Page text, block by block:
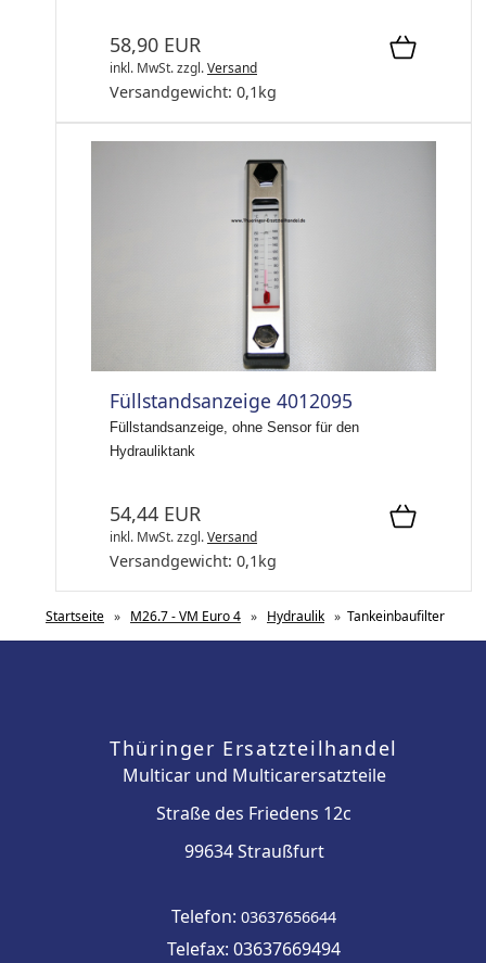
58,90 EUR
inkl. MwSt.zzgl.Versand
Versandgewicht: 0,1 kg
Füllstandsanzeige 4012095
Füllstandsanzeige, ohne Sensor für den
Hydrauliktank
54,44 EUR
inkl. MwSt.zzgl.Versand
Versandgewicht: 0,1 kg
Startseite » M26.7 - VM Euro 4 » Hydraulik » Tankeinbaufilter
Thüringer Ersatzteilhandel
Multicar und Multicarersatzteile
Straße des Friedens 12c
99634 Straußfurt
Telefon: 03637656644
Telefax: 03637669494